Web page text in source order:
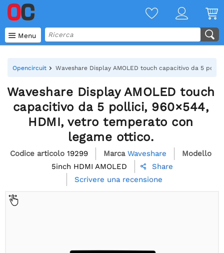
 Menu
Opencircuit Waveshare Display AMOLED touch capacitivo da 5
Waveshare Display AMOLED touch
capacitivo da 5 pollici, 960×544,
HDMI, vetro temperato con
legame ottico.
Codice articolo 19299 Marca Waveshare
Modello
5inch HDMI AMOLED

Share
Scrivere una recensione